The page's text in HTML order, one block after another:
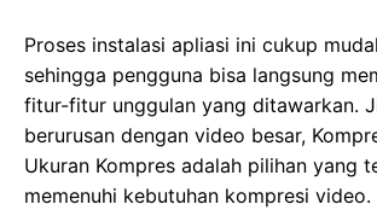
Proses instalasi apliasi ini cukup
sehingga pengguna bisa langsung
fitur-fitur unggulan yang ditawarkan.
berurusan dengan video besar,
Ukuran Kompres adalah pilihan yang
memenuhi kebutuhan kompresi